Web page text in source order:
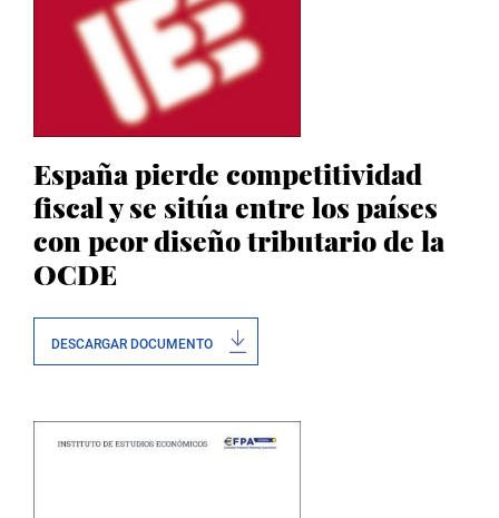
España pierde competitividad
fiscal y se sitúa entre los países
con peor diseño tributario de la
OCDE
DESCARGAR DOCUMENTO